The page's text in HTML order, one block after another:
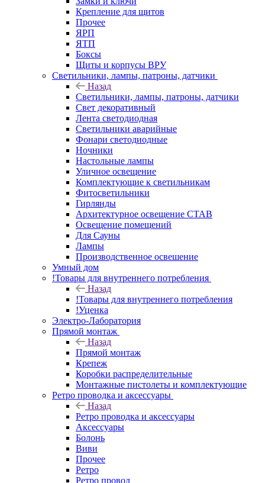
Крепление для щитов
Прочее
ЯРП
ЯТП
Боксы
Щиты и корпусы ВРУ
Светильники, лампы, патроны, датчики
Назад
Светильники, лампы, патроны, датчики
Свет декоративный
Лента светодиодная
Светильники аварийные
Фонари светодиодные
Ночники
Настольные лампы
Уличное освещение
Комплектующие к светильникам
Фитосветильники
Гирлянды
Архитектурное освещение СТАВ
Освещение помещений
Для Сауны
Лампы
Производственное освешение
Умный дом
!Товары для внутреннего потребления
Назад
!Товары для внутреннего потребления
!Уценка
Электро-Лаборатория
Прямой монтаж
Назад
Прямой монтаж
Крепеж
Коробки распределительные
Монтажные пистолеты и комплектующие
Ретро проводка и аксессуары
Назад
Ретро проводка и аксессуары
Аксессуары
Болонь
Виви
Прочее
Ретро
Ретро провод